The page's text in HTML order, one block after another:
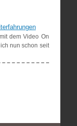
dem Video On
nun schon seit